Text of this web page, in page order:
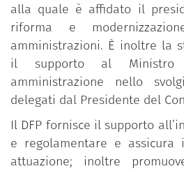
alla quale è affidato il
riforma e
amministrazioni. È inoltre la
il supporto al
amministrazione nello
delegati dal Presidente del
Il DFP fornisce il supporto
e regolamentare e
attuazione; inoltre